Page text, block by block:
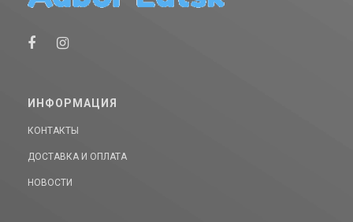
ИНФОРМАЦИЯ
КОНТАКТЫ
ДОСТАВКА И ОПЛАТА
НОВОСТИ